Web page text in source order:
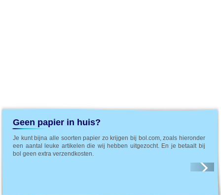
Geen papier in huis?
Je kunt bijna alle soorten papier zo krijgen bij bol.com, zoals hieronder
een aantal leuke artikelen die wij hebben uitgezocht. En je betaalt bij
bol geen extra verzendkosten.